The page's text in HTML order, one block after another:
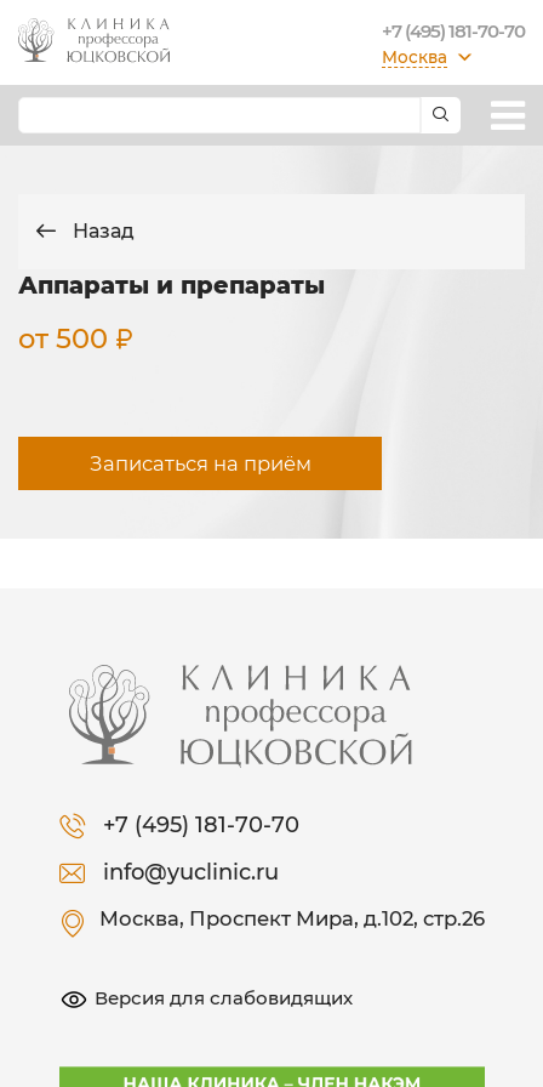
+7 (495) 181-70-70
Москва
Назад
Аппараты и препараты
от 500
Записаться на приём
+7 (495) 181-70-70
info@yuclinic.ru
Москва, Проспект Мира, д.102, стр.26
Версия для слабовидящих